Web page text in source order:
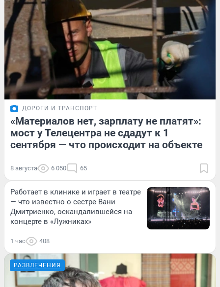
ДОРОГИ И ТРАНСПОРТ
«Материалов нет, зарплату не платят»:
мост у Телецентра не сдадут к 1
сентября — что происходит на объекте
8 августа 6 050 65
Работает в клинике и играет в театре
— что известно о сестре Вани
Дмитриенко, оскандалившейся на
концерте в «Лужниках»
1 час 408
РАЗВЛЕЧЕНИЯ